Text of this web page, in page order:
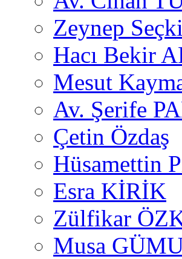
Zeynep
Hacı Bekir
Mesut
Av. Şerife
Çetin Özdaş
Hüsamettin
Esra KİRİK
Zülfikar
Musa